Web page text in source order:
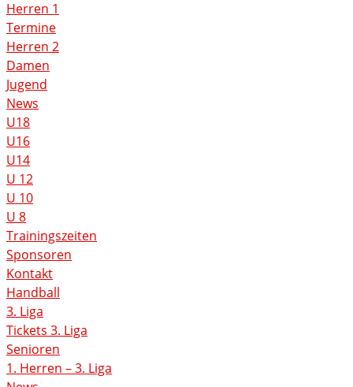
Herren 1
Termine
Herren 2
Damen
Jugend
News
U18
U16
U14
U 12
U 10
U 8
Trainingszeiten
Sponsoren
Kontakt
Handball
3. Liga
Tickets 3. Liga
Senioren
1. Herren – 3. Liga